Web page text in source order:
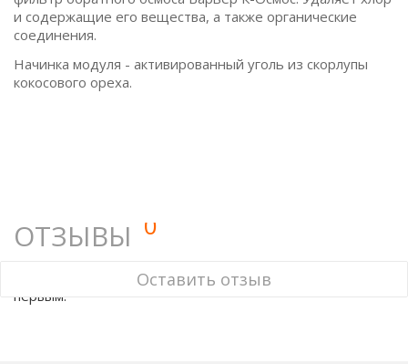
и содержащие его вещества, а также органические
соединения.
Начинка модуля - активированный уголь из скорлупы
кокосового ореха.
ОТЗЫВЫ 0
Оставить отзыв
У этого товара нет ни одного отзыва. Вы можете стать
первым.